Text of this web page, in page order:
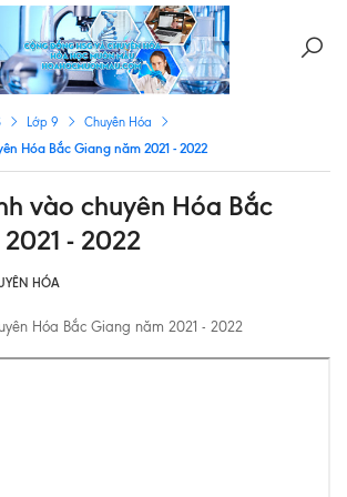
Lớp 9 Chuyên Hóa
Hóa Bắc Giang năm 2021 - 2022
vào chuyên Hóa Bắc
- 2022
HÓA
Hóa Bắc Giang năm 2021 - 2022